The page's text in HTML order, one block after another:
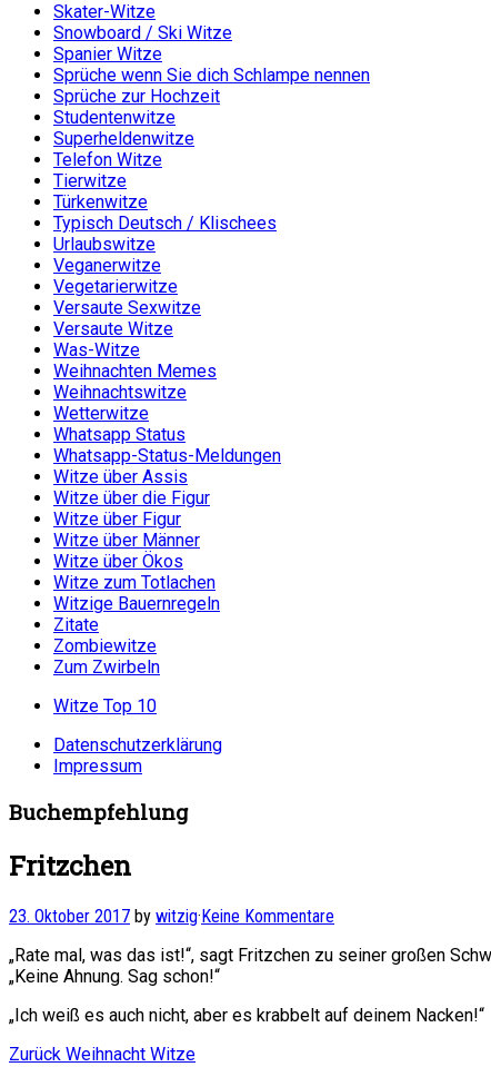
Skater-Witze
Snowboard / Ski Witze
Spanier Witze
Sprüche wenn Sie dich Schlampe nennen
Sprüche zur Hochzeit
Studentenwitze
Superheldenwitze
Telefon Witze
Tierwitze
Türkenwitze
Typisch Deutsch / Klischees
Urlaubswitze
Veganerwitze
Vegetarierwitze
Versaute Sexwitze
Versaute Witze
Was-Witze
Weihnachten Memes
Weihnachtswitze
Wetterwitze
Whatsapp Status
Whatsapp-Status-Meldungen
Witze über Assis
Witze über die Figur
Witze über Figur
Witze über Männer
Witze über Ökos
Witze zum Totlachen
Witzige Bauernregeln
Zitate
Zombiewitze
Zum Zwirbeln
Witze Top 10
Datenschutzerklärung
Impressum
Buchempfehlung
Fritzchen
23. Oktober 2017 by witzig·Keine Kommentare
„Rate mal, was das ist!“, sagt Fritzchen zu seiner großen
„Keine Ahnung. Sag schon!“
„Ich weiß es auch nicht, aber es krabbelt auf deinem Nacken!“
Zurück Vorheriger
Weihnacht Witze